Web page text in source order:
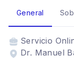
General
Servicio
Dr. Manuel